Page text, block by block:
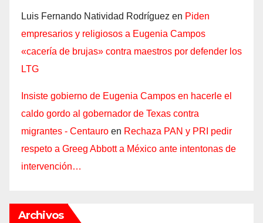
Luis Fernando Natividad Rodríguez en Piden
empresarios y religiosos a Eugenia Campos
«cacería de brujas» contra maestros por defender los
LTG
Insiste gobierno de Eugenia Campos en hacerle el
caldo gordo al gobernador de Texas contra
migrantes - Centauro en Rechaza PAN y PRI pedir
respeto a Greeg Abbott a México ante intentonas de
intervención…
Archivos